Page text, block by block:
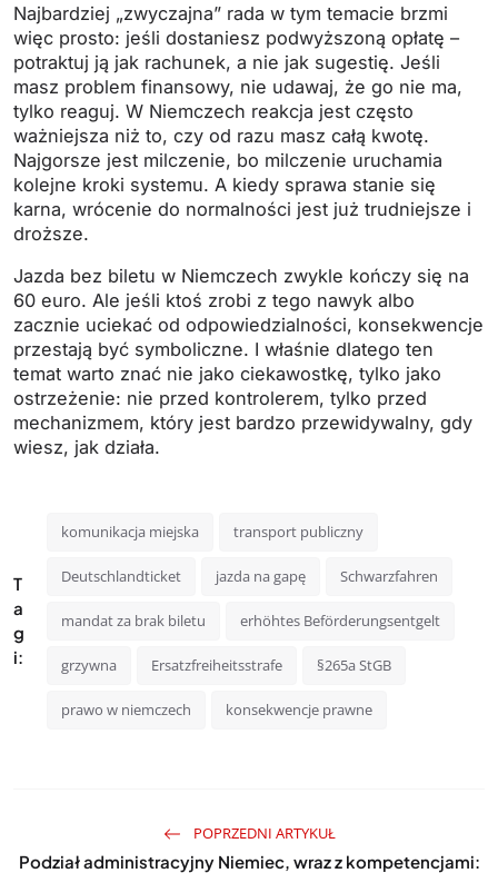
Najbardziej „zwyczajna” rada w tym temacie brzmi
więc prosto: jeśli dostaniesz podwyższoną opłatę –
potraktuj ją jak rachunek, a nie jak sugestię. Jeśli
masz problem finansowy, nie udawaj, że go nie ma,
tylko reaguj. W Niemczech reakcja jest często
ważniejsza niż to, czy od razu masz całą kwotę.
Najgorsze jest milczenie, bo milczenie uruchamia
kolejne kroki systemu. A kiedy sprawa stanie się
karna, wrócenie do normalności jest już trudniejsze i
droższe.
Jazda bez biletu w Niemczech zwykle kończy się na
60 euro. Ale jeśli ktoś zrobi z tego nawyk albo
zacznie uciekać od odpowiedzialności, konsekwencje
przestają być symboliczne. I właśnie dlatego ten
temat warto znać nie jako ciekawostkę, tylko jako
ostrzeżenie: nie przed kontrolerem, tylko przed
mechanizmem, który jest bardzo przewidywalny, gdy
wiesz, jak działa.
T
a
g
i:
komunikacja miejska transport publiczny
Deutschlandticket jazda na gapę Schwarzfahren
mandat za brak biletu erhöhtes Beförderungsentgelt
grzywna Ersatzfreiheitsstrafe §265a StGB
prawo w niemczech konsekwencje prawne
POPRZEDNI ARTYKUŁ
Podział administracyjny Niemiec, wraz z kompetencjami: